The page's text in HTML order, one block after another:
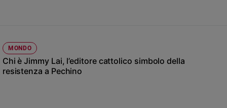
Papa
Chiesa
MONDO
Chi è Jimmy Lai, l’editore cattolico simbolo della
resistenza a Pechino